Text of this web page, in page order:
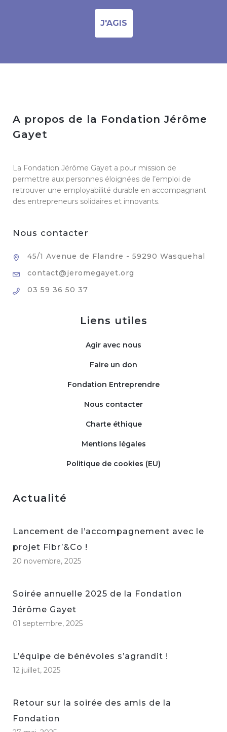
J'AGIS
A propos de la Fondation Jérôme
Gayet
La Fondation Jérôme Gayet a pour mission de
permettre aux personnes éloignées de l’emploi de
retrouver une employabilité durable en accompagnant
des entrepreneurs solidaires et innovants.
Nous contacter
45/1 Avenue de Flandre - 59290 Wasquehal
contact@jeromegayet.org
03 59 36 50 37
Liens utiles
Agir avec nous
Faire un don
Fondation Entreprendre
Nous contacter
Charte éthique
Mentions légales
Politique de cookies (EU)
Actualité
Lancement de l’accompagnement avec le
projet Fibr’&Co !
20 novembre, 2025
Soirée annuelle 2025 de la Fondation
Jérôme Gayet
01 septembre, 2025
L’équipe de bénévoles s’agrandit !
12 juillet, 2025
Retour sur la soirée des amis de la
Fondation